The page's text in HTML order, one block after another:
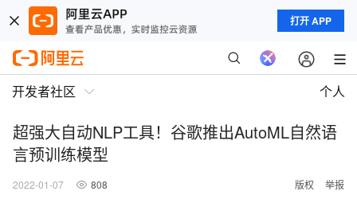
打开 APP
开发者社区 个人
超强大自动NLP工具！谷歌推出AutoML自然语
言预训练模型
2022-01-07 808 版权 举报